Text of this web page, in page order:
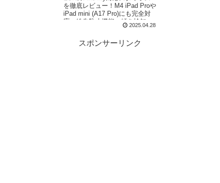
を徹底レビュー！M4 iPad Proや
iPad mini (A17 Pro)にも完全対
応。紛失防止機能、傾き検知、
マグネット吸着、ショートカッ
コスパを実現した注目ガジェッ
2025.04.28
スポンサーリンク